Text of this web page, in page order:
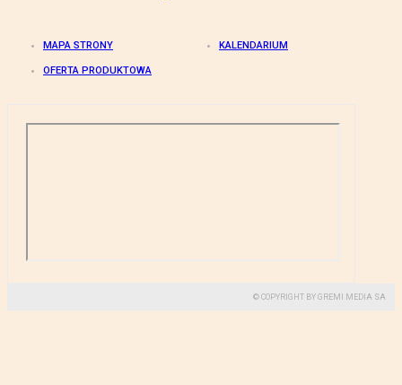
MAPA STRONY KALENDARIUM
OFERTA PRODUKTOWA
© COPYRIGHT BY GREMI MEDIA SA